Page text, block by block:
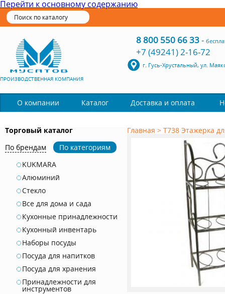
Перейти к основному содержанию
ПРОИЗВОДСТВЕННАЯ КОМПАНИЯ
8 800 550 66 33-
+7 (49241) 2-16-72
г. Гусь-Хрустальный, ул.
О компании Каталог Доставка и оплата
Торговый каталог
По брендам
По категориям
KUKMARA
Алюминий
Стекло
Все для дома и сада
Кухонные принадлежности
Кухонный инвентарь
Наборы посуды
Посуда для напитков
Посуда для хранения
Принадлежности для
инструментов
Главная > Т738 Этажерка